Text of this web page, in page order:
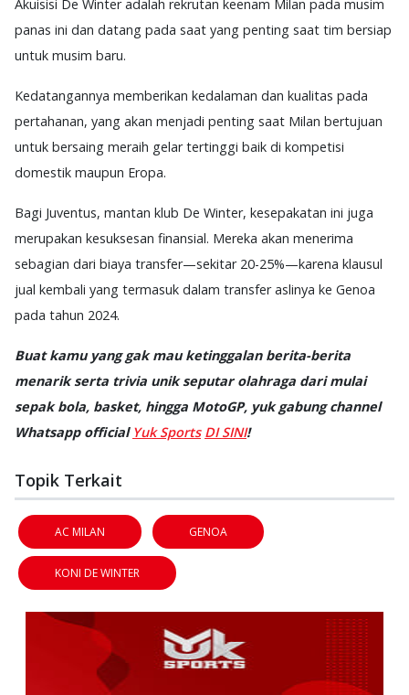
Akuisisi De Winter adalah rekrutan keenam Milan pada musim
panas ini dan datang pada saat yang penting saat tim bersiap
untuk musim baru.
Kedatangannya memberikan kedalaman dan kualitas pada
pertahanan, yang akan menjadi penting saat Milan bertujuan
untuk bersaing meraih gelar tertinggi baik di kompetisi
domestik maupun Eropa.
Bagi Juventus, mantan klub De Winter, kesepakatan ini juga
merupakan kesuksesan finansial. Mereka akan menerima
sebagian dari biaya transfer—sekitar 20-25%—karena klausul
jual kembali yang termasuk dalam transfer aslinya ke Genoa
pada tahun 2024.
Buat kamu yang gak mau ketinggalan berita-berita
menarik serta trivia unik seputar olahraga dari mulai
sepak bola, basket, hingga MotoGP, yuk gabung channel
Whatsapp official Yuk Sports DI SINI!
Topik Terkait
AC MILAN GENOA
KONI DE WINTER